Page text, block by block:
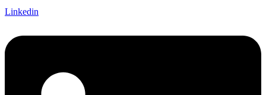
Linkedin